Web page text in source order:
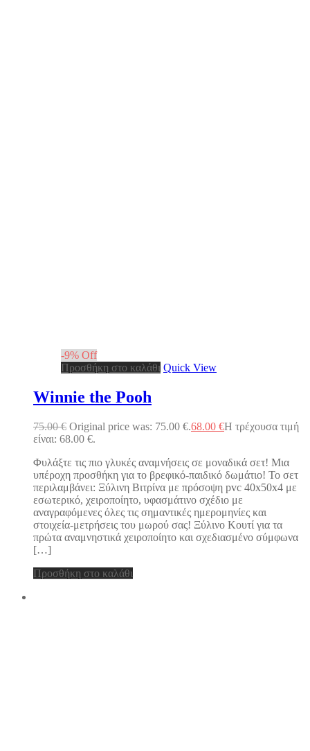
-9% Off
Προσθήκη στο καλάθι Quick View
Winnie the Pooh
75.00€ Original price was: 75.00 €.68.00 €Η τρέχουσα τιμή
είναι: 68.00 €.
Φυλάξτε τις πιο γλυκές αναμνήσεις σε μοναδικά σετ! Μια
υπέροχη προσθήκη για το βρεφικό-παιδικό δωμάτιο! Το σετ
περιλαμβάνει: Ξύλινη Βιτρίνα με πρόσοψη pvc 40x50x4 με
εσωτερικό, χειροποίητο, υφασμάτινο σχέδιο με
αναγραφόμενες όλες τις σημαντικές ημερομηνίες και
στοιχεία-μετρήσεις του μωρού σας! Ξύλινο Κουτί για τα
πρώτα αναμνηστικά χειροποίητο και σχεδιασμένο σύμφωνα
[…]
Προσθήκη στο καλάθι